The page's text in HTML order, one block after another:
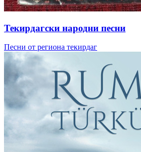
Текирдагски народни песни
Песни от региона текирдаг